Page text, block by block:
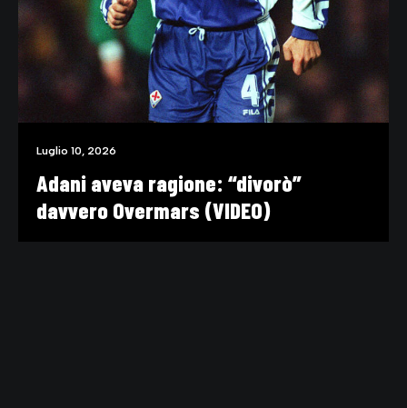
Luglio 10, 2026
Adani aveva ragione: “divorò”
davvero Overmars (VIDEO)